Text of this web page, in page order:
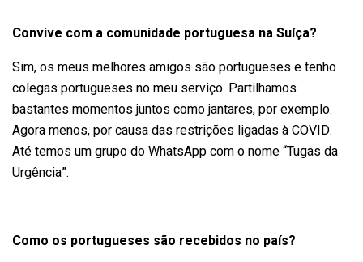
Convive com a comunidade portuguesa na Suíça?
Sim, os meus melhores amigos são portugueses e tenho
colegas portugueses no meu serviço. Partilhamos
bastantes momentos juntos como jantares, por exemplo.
Agora menos, por causa das restrições ligadas à COVID.
Até temos um grupo do WhatsApp com o nome “Tugas da
Urgência”.
Como os portugueses são recebidos no país?